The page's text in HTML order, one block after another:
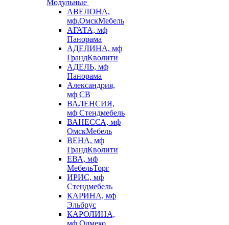
Модульные
АВЕЛОНА,
мф.ОмскМебель
АГАТА, мф
Панорама
АДЕЛИНА, мф
ГрандКволити
АДЕЛЬ, мф
Панорама
Александрия,
мф СВ
ВАЛЕНСИЯ,
мф Стендмебель
ВАНЕССА, мф
ОмскМебель
ВЕНА, мф
ГрандКволити
ЕВА, мф
МебельТорг
ИРИС, мф
Стендмебель
КАРИНА, мф
Эльбрус
КАРОЛИНА,
мф Олмеко